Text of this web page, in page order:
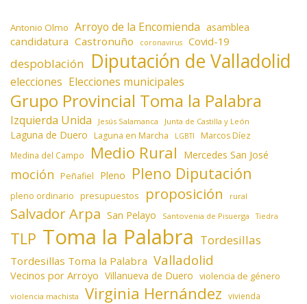
Antonio Olmo Arroyo de la Encomienda asamblea
candidatura Castronuño coronavirus Covid-19
despoblación Diputación de Valladolid
elecciones Elecciones municipales
Grupo Provincial Toma la Palabra
Izquierda Unida Jesús Salamanca Junta de Castilla y León
Laguna de Duero Laguna en Marcha LGBTI Marcos Díez
Medina del Campo Medio Rural Mercedes San José
moción Peñafiel Pleno Pleno Diputación
pleno ordinario presupuestos proposición rural
Salvador Arpa San Pelayo Santovenia de Pisuerga Tiedra
TLP Toma la Palabra Tordesillas
Tordesillas Toma la Palabra Valladolid
Vecinos por Arroyo Villanueva de Duero violencia de género
violencia machista Virginia Hernández vivienda